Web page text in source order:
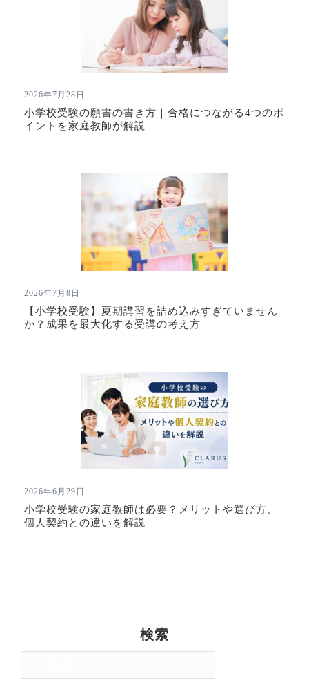
2026年7月28日
小学校受験の願書の書き方｜合格につながる4つのポ
イントを家庭教師が解説
2026年7月8日
【小学校受験】夏期講習を詰め込みすぎていません
か？成果を最大化する受講の考え方
2026年6月29日
小学校受験の家庭教師は必要？メリットや選び方、
個人契約との違いを解説
検索
索: